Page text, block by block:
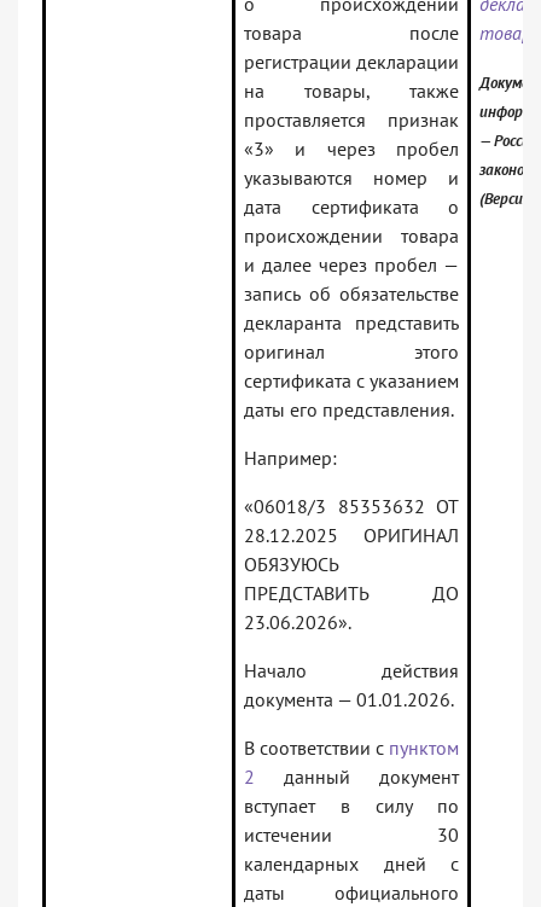
товара после
регистрации декларации
на товары, также
проставляется признак
«3» и через пробел
указываются номер и
дата сертификата о
происхождении товара
и далее через пробел —
запись об обязательстве
декларанта представить
оригинал этого
сертификата с указанием
даты его представления.
Например:
«06018/3 85353632 ОТ
28.12.2025 ОРИГИНАЛ
ОБЯЗУЮСЬ
ПРЕДСТАВИТЬ ДО
23.06.2026».
Начало действия
документа — 01.01.2026.
В соответствии с пунктом
2 данный документ
вступает в силу по
истечении 30
календарных дней с
даты официального
—
(Версия